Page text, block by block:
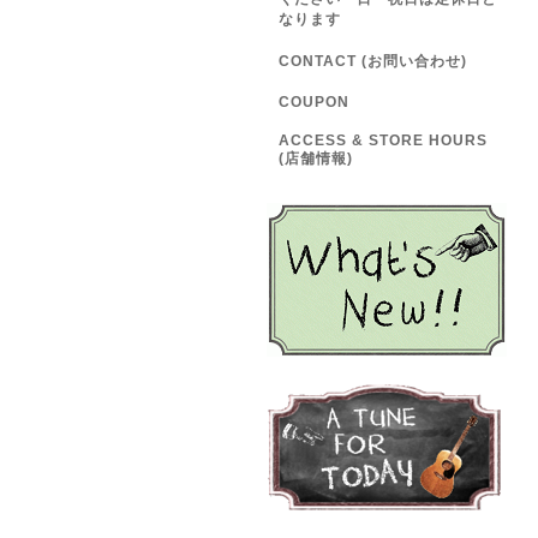
なります
CONTACT (お問い合わせ)
COUPON
ACCESS & STORE HOURS
(店舗情報)